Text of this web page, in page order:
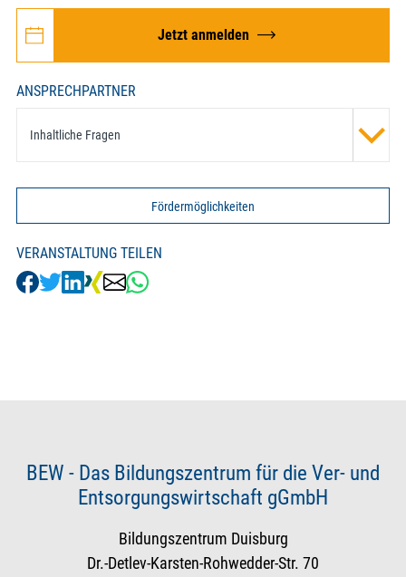
Jetzt anmelden
ANSPRECHPARTNER
Inhaltliche Fragen
Fördermöglichkeiten
VERANSTALTUNG TEILEN
BEW - Das Bildungszentrum für die Ver- und
Entsorgungswirtschaft gGmbH
Bildungszentrum Duisburg
Dr.-Detlev-Karsten-Rohwedder-Str. 70